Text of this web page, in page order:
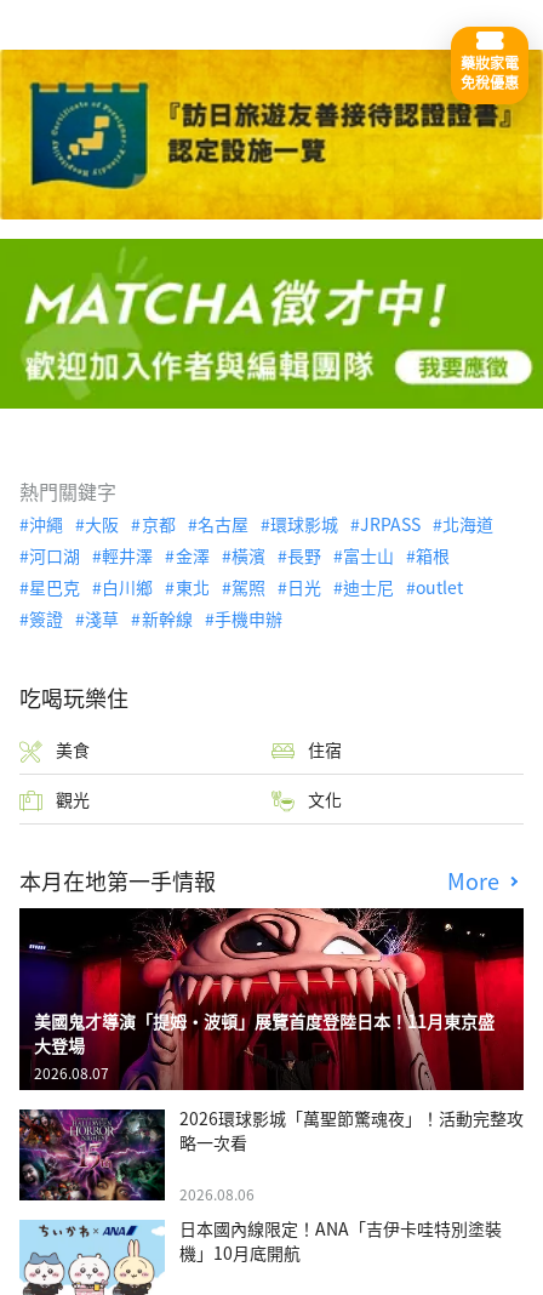
熱門關鍵字
沖繩 大阪 京都 名古屋 環球影城 JRPASS
北海道
河口湖
輕井澤 金澤 橫濱 長野 富士山
箱根
星巴克
白川鄉 東北 駕照 日光 迪士尼
outlet
簽證
淺草 新幹線 手機申辦
吃喝玩樂住
美食 住宿
觀光 文化
本月在地第一手情報 More
美國鬼才導演「提姆・波頓」展覽首度登陸日本！11月東京盛
大登場
2026.08.07
2026環球影城「萬聖節驚魂夜」！活動完整攻
略一次看
2026.08.06
日本國內線限定！ANA「吉伊卡哇特別塗裝
機」10月底開航
藥妝家電
免稅優惠